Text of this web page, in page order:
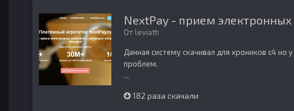
NextPay - прием
От leviath
Данная систему скачивал для хроников с4
проблем.
...
182 раза скачали